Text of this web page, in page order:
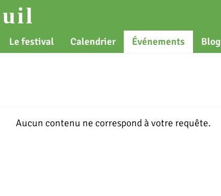
Le festival Calendrier Événements Blog
Aucun contenu ne correspond à votre requête.